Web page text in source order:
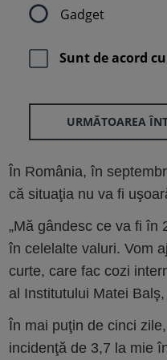
Gadget
Sunt de acord cu
URMĂTOAREA
În România, în
că situaţia nu va fi
„Mă gândesc ce va fi în
în celelalte valuri. Vom
curte, care fac cozi
al Institutului Matei
În mai puţin de cinci
incidenţă de 3,7 la mie